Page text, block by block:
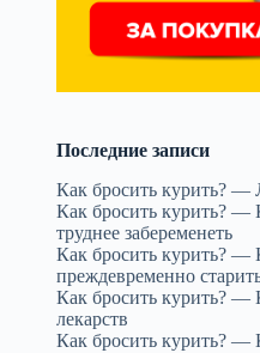
Последние записи
Как бросить курить? —
Как бросить курить?
труднее забеременеть
Как бросить курить?
преждевременно
Как бросить курить?
лекарств
Как бросить курить? —